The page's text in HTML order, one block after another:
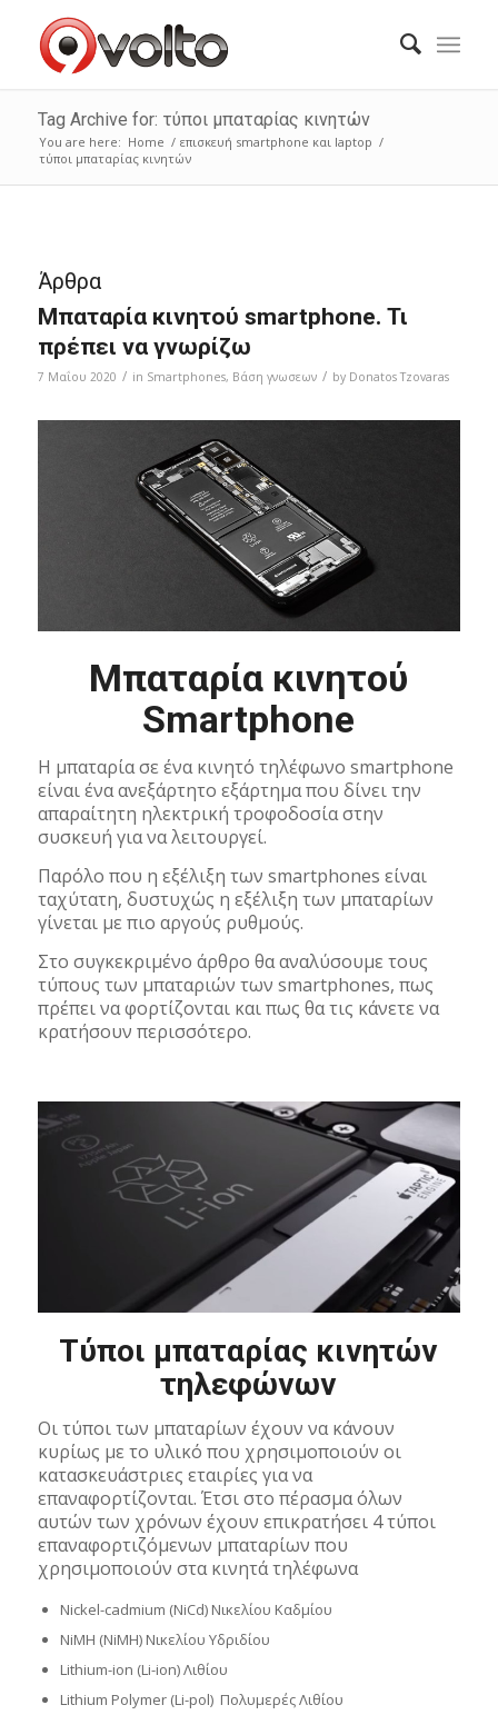
Tag Archive for: τύποι μπαταρίας κινητών
You are here: Home / επισκευή smartphone και laptop /
τύποι μπαταρίας κινητών
Άρθρα
Μπαταρία κινητού smartphone. Τι
πρέπει να γνωρίζω
7 Μαΐου 2020 / in Smartphones, Bάση γνωσεων / by Donatos Tzovaras
Μπαταρία κινητού
Smartphone
Η μπαταρία σε ένα κινητό τηλέφωνο smartphone
είναι ένα ανεξάρτητο εξάρτημα που δίνει την
απαραίτητη ηλεκτρική τροφοδοσία στην
συσκευή για να λειτουργεί.
Παρόλο που η εξέλιξη των smartphones είναι
ταχύτατη, δυστυχώς η εξέλιξη των μπαταρίων
γίνεται με πιο αργούς ρυθμούς.
Στο συγκεκριμένο άρθρο θα αναλύσουμε τους
τύπους των μπαταριών των smartphones, πως
πρέπει να φορτίζονται και πως θα τις κάνετε να
κρατήσουν περισσότερο.
Τύποι μπαταρίας κινητών
τηλεφώνων
Οι τύποι των μπαταρίων έχουν να κάνουν
κυρίως με το υλικό που χρησιμοποιούν οι
κατασκευάστριες εταιρίες για να
επαναφορτίζονται. Έτσι στο πέρασμα όλων
αυτών των χρόνων έχουν επικρατήσει 4 τύποι
επαναφορτιζόμενων μπαταρίων που
χρησιμοποιούν στα κινητά τηλέφωνα
Nickel-cadmium (NiCd) Νικελίου Καδμίου
NiMH (NiMH) Νικελίου Υδριδίου
Lithium-ion (Li-ion) Λιθίου
Lithium Polymer (Li-pol) Πολυμερές Λιθίου